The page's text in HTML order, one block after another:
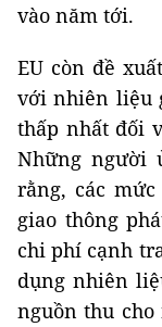
vào năm tới.
EU còn đề
với nhiên liệu
thấp nhất đối
Những người
rằng, các
giao thông
chi phí cạnh
dụng nhiên
nguồn thu cho